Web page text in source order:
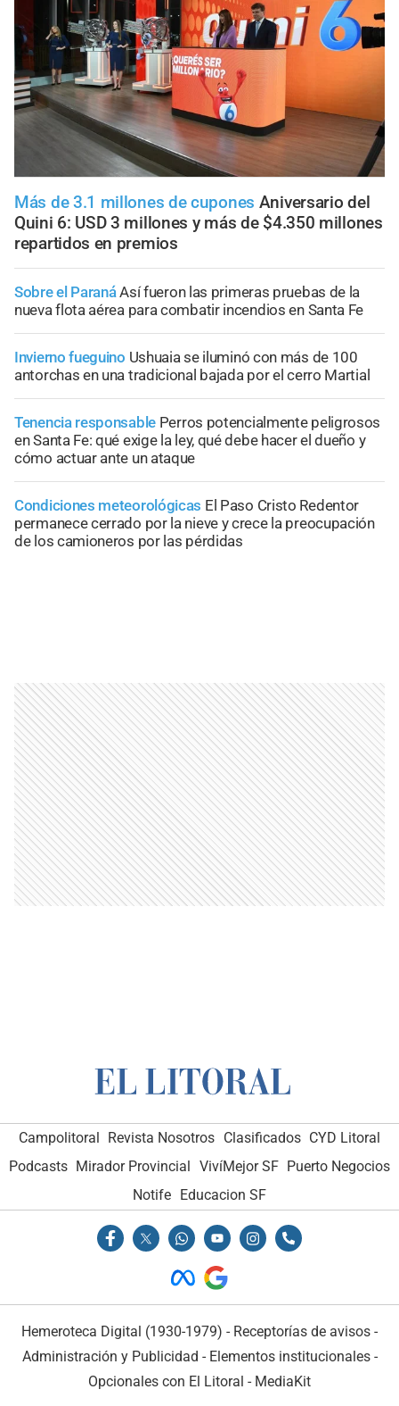
Más de 3.1 millones de cupones Aniversario del
Quini 6: USD 3 millones y más de $4.350 millones
repartidos en premios
Sobre el ParanáAsí fueron las primeras pruebas de la
nueva flota aérea para combatir incendios en Santa Fe
Invierno fueguino Ushuaia se iluminó con más de 100
antorchas en una tradicional bajada por el cerro Martial
Tenencia responsable Perros potencialmente peligrosos
en Santa Fe: qué exige la ley, qué debe hacer el dueño y
cómo actuar ante un ataque
Condiciones meteorológicas El Paso Cristo Redentor
permanece cerrado por la nieve y crece la preocupación
de los camioneros por las pérdidas
Campolitoral Revista Nosotros Clasificados CYD Litoral
Podcasts Mirador Provincial VivíMejor SF Puerto Negocios
Notife Educacion SF
Hemeroteca Digital (1930-1979) - Receptorías de avisos -
Administración y Publicidad - Elementos institucionales-
Opcionales con El Litoral - MediaKit